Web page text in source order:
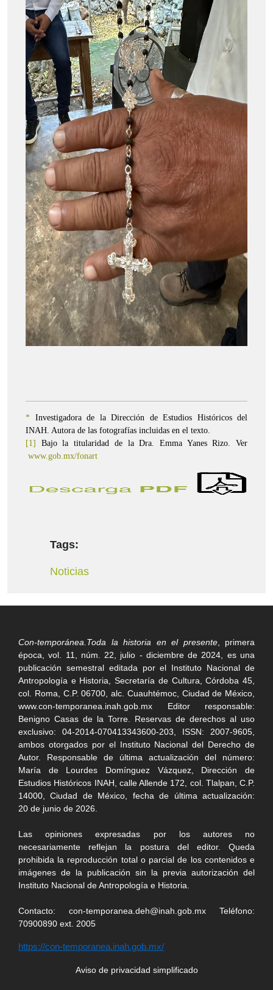
* Investigadora de la Dirección de Estudios Históricos del
INAH. Autora de las fotografías incluidas en el texto.
[1]
Bajo la titularidad de la Dra. Emma Yanes Rizo. Ver
www.gob.mx/fonart
Tags:
Noticias
Con-temporánea.Toda la historia en el presente, primera
época, vol. 11, núm. 22, julio - diciembre de 2024, es una
publicación semestral editada por el Instituto Nacional de
Antropología e Historia, Secretaría de Cultura, Córdoba 45,
col. Roma, C.P. 06700, alc. Cuauhtémoc, Ciudad de México,
www.con-temporanea.inah.gob.mx Editor responsable:
Benigno Casas de la Torre. Reservas de derechos al uso
exclusivo: 04-2014-070413343600-203, ISSN: 2007-9605,
ambos otorgados por el Instituto Nacional del Derecho de
Autor. Responsable de última actualización del número:
María de Lourdes Domínguez Vázquez, Dirección de
Estudios Históricos INAH, calle Allende 172, col. Tlalpan, C.P.
14000, Ciudad de México, fecha de última actualización:
20 de junio de 2026.
Las opiniones expresadas por los autores no
necesariamente reflejan la postura del editor. Queda
prohibida la reproducción total o parcial de los contenidos e
imágenes de la publicación sin la previa autorización del
Instituto Nacional de Antropología e Historia.
Contacto: con-temporanea.deh@inah.gob.mx Teléfono:
70900890 ext. 2005
https://con-temporanea.inah.gob.mx/
Aviso de privacidad simplificado